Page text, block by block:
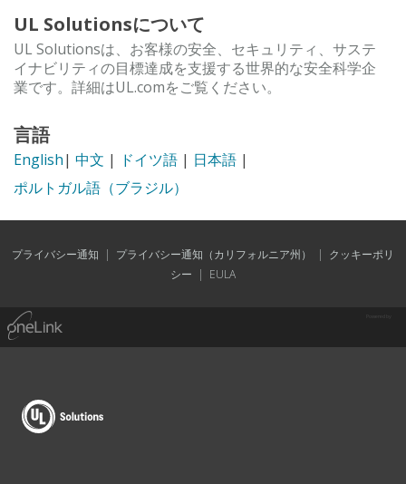
UL Solutionsについて
UL Solutionsは、お客様の安全、セキュリティ、サステ
イナビリティの目標達成を支援する世界的な安全科学企
業です。詳細はUL.comをご覧ください。
言語
English| 中文 | ドイツ語 | 日本語 |
ポルトガル語（ブラジル）
プライバシー通知 | プライバシー通知（カリフォルニア州） | クッキーポリ
シー | EULA